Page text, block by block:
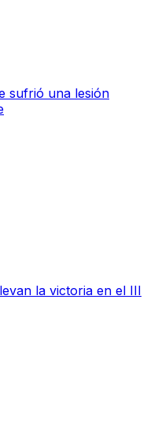
sufrió una lesión
la victoria en el III